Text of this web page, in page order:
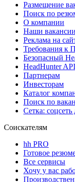
Размещение
Поиск по
О компании
Наши вакансии
Реклама на
Требования к
Безопасный
HeadHunter API
Партнерам
Инвесторам
Каталог
Поиск по
Сетка: соцсеть
Соискателям
hh PRO
Готовое
Все сервисы
Хочу у вас